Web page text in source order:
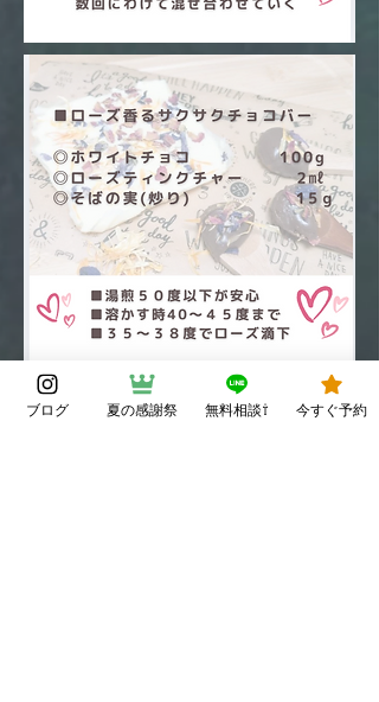
ブログ 夏の感謝祭 無料相談⇧ 今すぐ予約